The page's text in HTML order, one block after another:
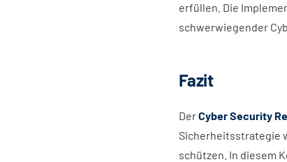
erfüllen. Die
schwerwiegender
Fazit
DerCyber Security
Sicherheitsstrategie
schützen. In diesem